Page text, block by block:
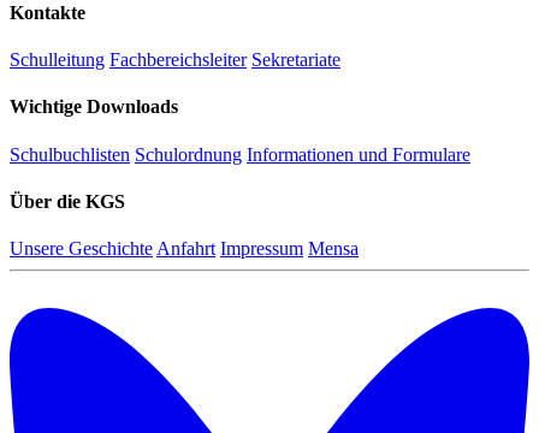
Kontakte
Schulleitung Fachbereichsleiter Sekretariate
Wichtige Downloads
Schulbuchlisten Schulordnung Informationen und Formulare
Über die KGS
Unsere Geschichte Anfahrt Impressum Mensa